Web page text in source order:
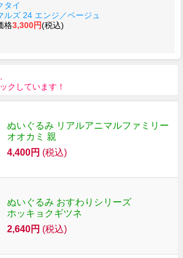
タイ
ルズ 24 エンジ／ベージュ
格3,300円(税込)
クしています！
ぬいぐるみ リアルアニマルファミリー
オオカミ 親
4,400円 (税込)
ぬいぐるみ おすわりシリーズ
ホッキョクギツネ
2,640円 (税込)